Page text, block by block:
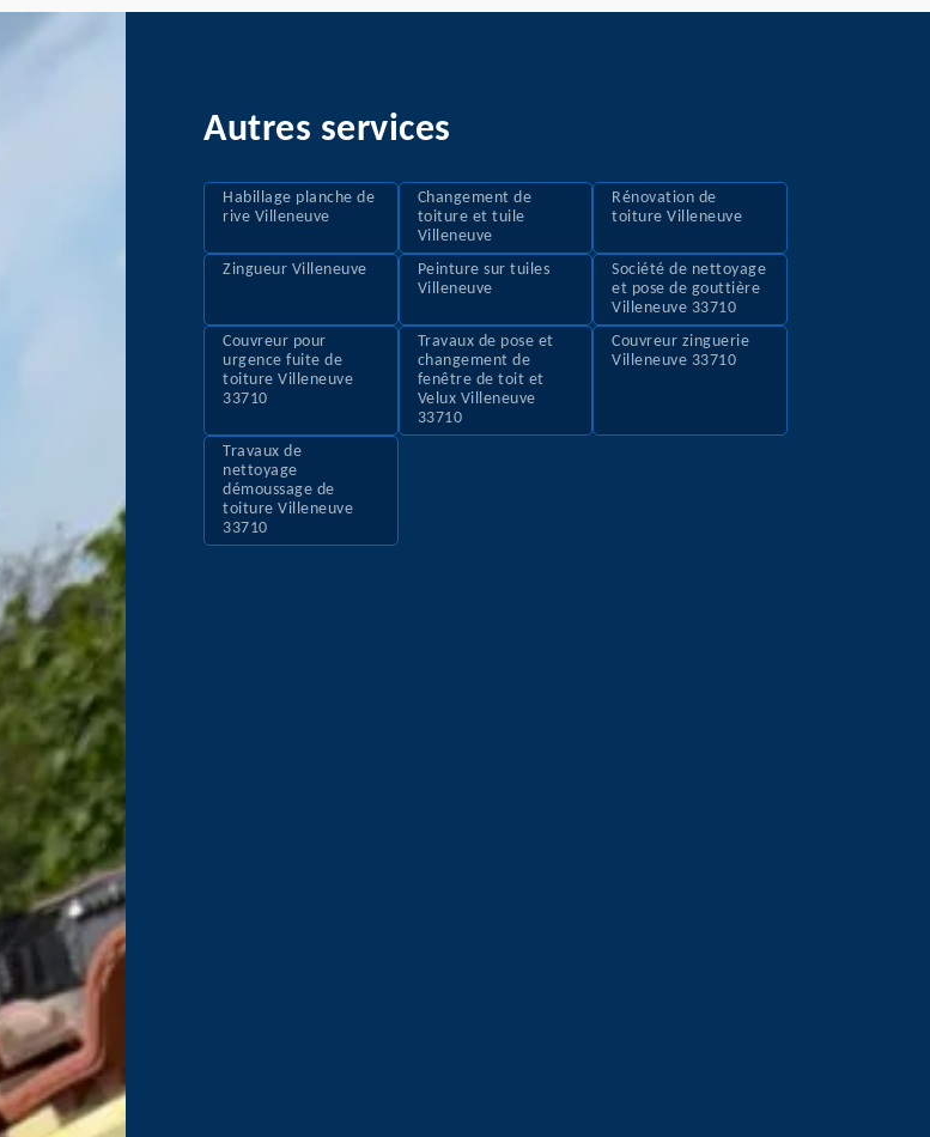
Autres services
Habillage planche de
rive Villeneuve
Changement de
toiture et tuile
Villeneuve
Rénovation de
toiture Villeneuve
Zingueur Villeneuve
Peinture sur tuiles
Villeneuve
Société de nettoyage
et pose de gouttière
Villeneuve 33710
Couvreur pour
urgence fuite de
toiture Villeneuve
33710
Travaux de pose et
changement de
fenêtre de toit et
Velux Villeneuve
33710
Couvreur zinguerie
Villeneuve 33710
Travaux de
nettoyage
démoussage de
toiture Villeneuve
33710